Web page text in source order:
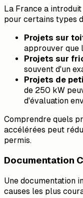
La France a
pour certains types
Projets sur
approuver que
Projets sur
souvent d'un
Projets de
de 250 kW
d'évaluation
Comprendre quels
accélérées peut
permis.
Documentation
Une documentation
causes les plus